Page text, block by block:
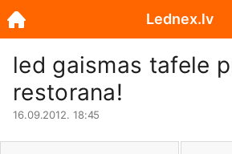
led gaismas tafele
restorana!
16.09.2012. 18:45
Lednex.lv